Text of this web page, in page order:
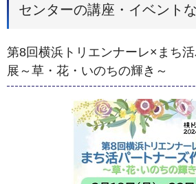
センターの講座・イベント
第8回横浜トリエンナーレ×まち
展～草・花・いのちの輝き～